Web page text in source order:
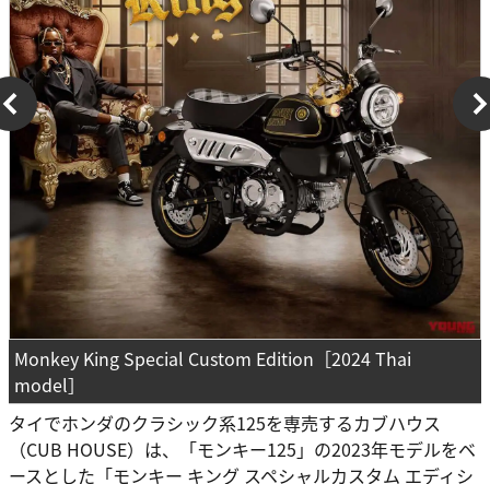
Monkey King Special Custom Edition［2024 Thai
model］
タイでホンダのクラシック系125を専売するカブハウス
（CUB HOUSE）は、「モンキー125」の2023年モデルをベ
ースとした「モンキー キング スペシャルカスタム エディシ